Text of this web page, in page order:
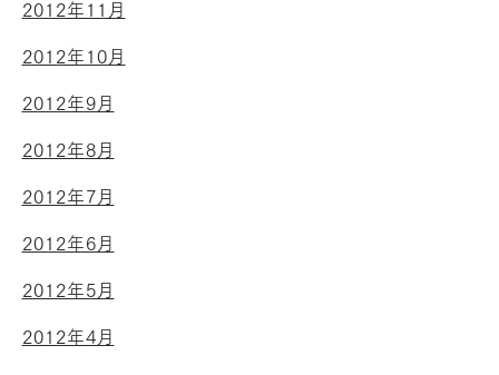
2012年11月
2012年10月
2012年9月
2012年8月
2012年7月
2012年6月
2012年5月
2012年4月